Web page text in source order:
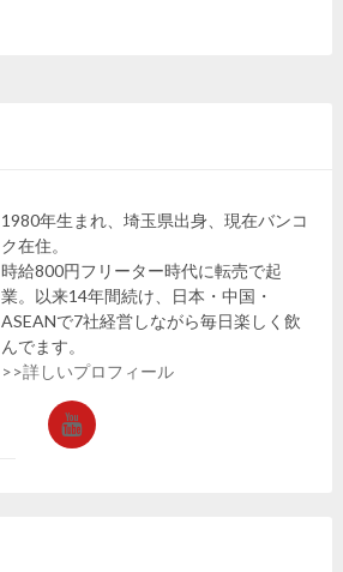
1980年生まれ、埼玉県出身、現在バンコ
ク在住。
時給800円フリーター時代に転売で起
業。以来14年間続け、日本・中国・
ASEANで7社経営しながら毎日楽しく飲
んでます。
>>詳しいプロフィール